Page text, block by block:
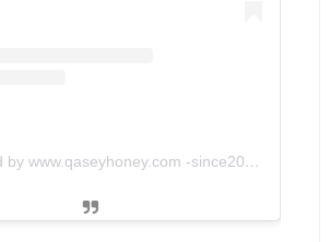
A post shared by www.qaseyhoney.com -since2011 (@qaseyhoney)